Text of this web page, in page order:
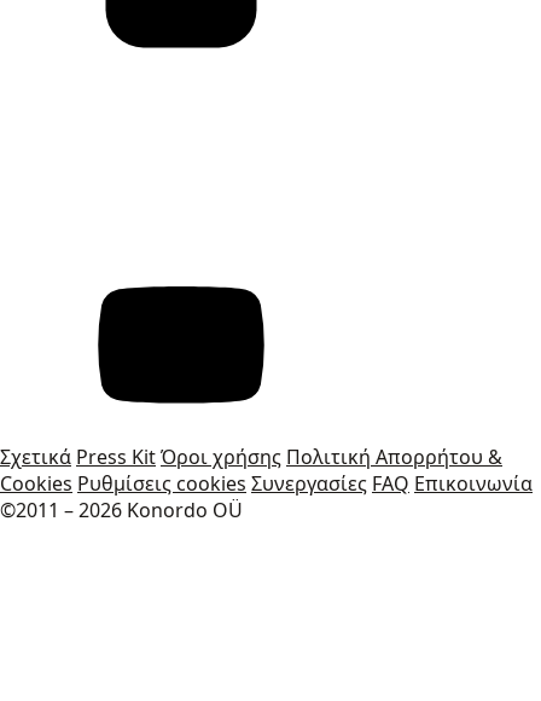
Σχετικά Press KitΌροι χρήσης Πολιτική Απορρήτου &
Cookies Ρυθμίσεις cookies Συνεργασίες FAQ Επικοινωνία
©2011 – 2026 Konordo OÜ